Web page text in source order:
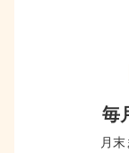
毎
月